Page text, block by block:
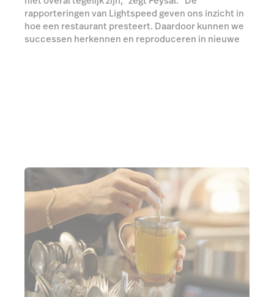
rapporteringen van Lightspeed geven ons inzicht in
hoe een restaurant presteert. Daardoor kunnen we
successen herkennen en reproduceren in nieuwe